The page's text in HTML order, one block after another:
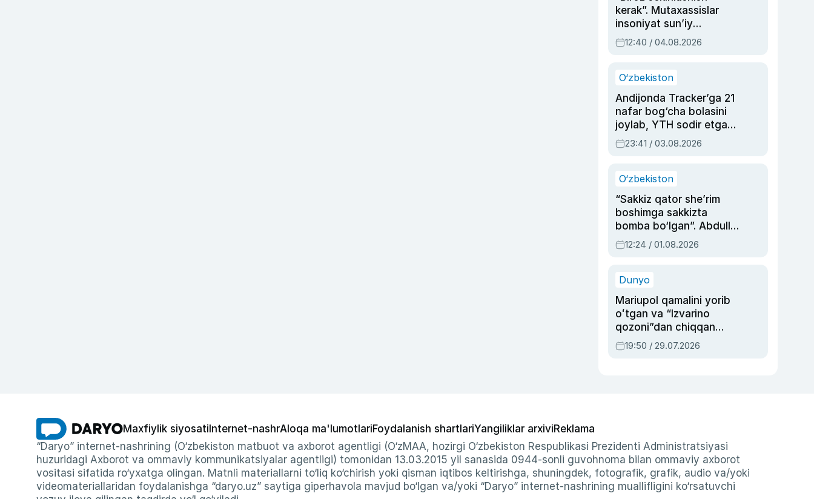
kerak”. Mutaxassislar
insoniyat sun’iy
intellektni boshqara
olmay qolishidan xavotir
12:40 / 04.08.2026
O‘zbekiston
Andijonda Tracker’ga 21
nafar bog‘cha bolasini
joylab, YTH sodir etgan
ayolga sud hukmi o‘qildi
23:41 / 03.08.2026
O‘zbekiston
“Sakkiz qator she’rim
boshimga sakkizta
bomba bo‘lgan”. Abdulla
Oripovni siyosiy
ayblovlardan asrab
12:24 / 01.08.2026
Dunyo
Mariupol qamalini yorib
oʻtgan va “Izvarino
qozoni”dan chiqqan
qahramon — Ukraina
armiyasi bosh
19:50 / 29.07.2026
Maxfiylik siyosati Internet-nashrAloqa ma'lumotlariFoydalanish shartlariYangiliklar arxiviReklama
“Daryo” internet-nashrining (O‘zbekiston matbuot va axborot agentligi (O‘zMAA, hozirgi O‘zbekiston Respublikasi Prezidenti Administratsiyasi
huzuridagi Axborot va ommaviy kommunikatsiyalar agentligi) tomonidan 13.03.2015 yil sanasida 0944-sonli guvohnoma bilan ommaviy axborot
vositasi sifatida ro‘yxatga olingan. Matnli materiallarni to‘liq ko‘chirish yoki qisman iqtibos keltirishga, shuningdek, fotografik, grafik, audio va/yoki
videomateriallaridan foydalanishga “daryo.uz” saytiga giperhavola mavjud bo‘lgan va/yoki “Daryo” internet-nashrining muallifligini ko‘rsatuvchi